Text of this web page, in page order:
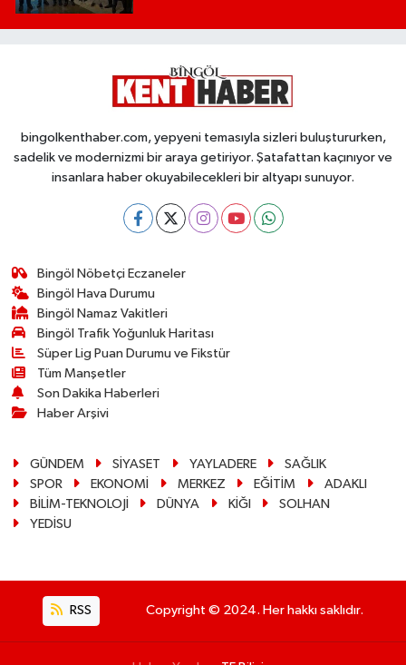
bingolkenthaber.com, yepyeni temasıyla sizleri buluştururken,
sadelik ve modernizmi bir araya getiriyor. Şatafattan kaçınıyor ve
insanlara haber okuyabilecekleri bir altyapı sunuyor.
Bingöl Nöbetçi Eczaneler
Bingöl Hava Durumu
Bingöl Namaz Vakitleri
Bingöl Trafik Yoğunluk Haritası
Süper Lig Puan Durumu ve Fikstür
Tüm Manşetler
Son Dakika Haberleri
Haber Arşivi
GÜNDEM SİYASET YAYLADERE
SAĞLIK
SPOR
EKONOMİ MERKEZ EĞİTİM
ADAKLI
BİLİM-TEKNOLOJİ
DÜNYA KİĞI
SOLHAN
YEDİSU
RSS Copyright © 2024. Her hakkı saklıdır.